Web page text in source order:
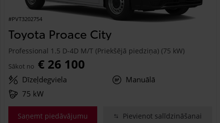
#PVT3202754
Toyota Proace City
Professional 1.5 D-4D M/T (Priekšējā piedziņa) (75 kW)
Sākot no € 26 100
Dīzeļdegviela
Manuālā
75 kW
Saņemt piedāvājumu Pievienot salīdzināšanai